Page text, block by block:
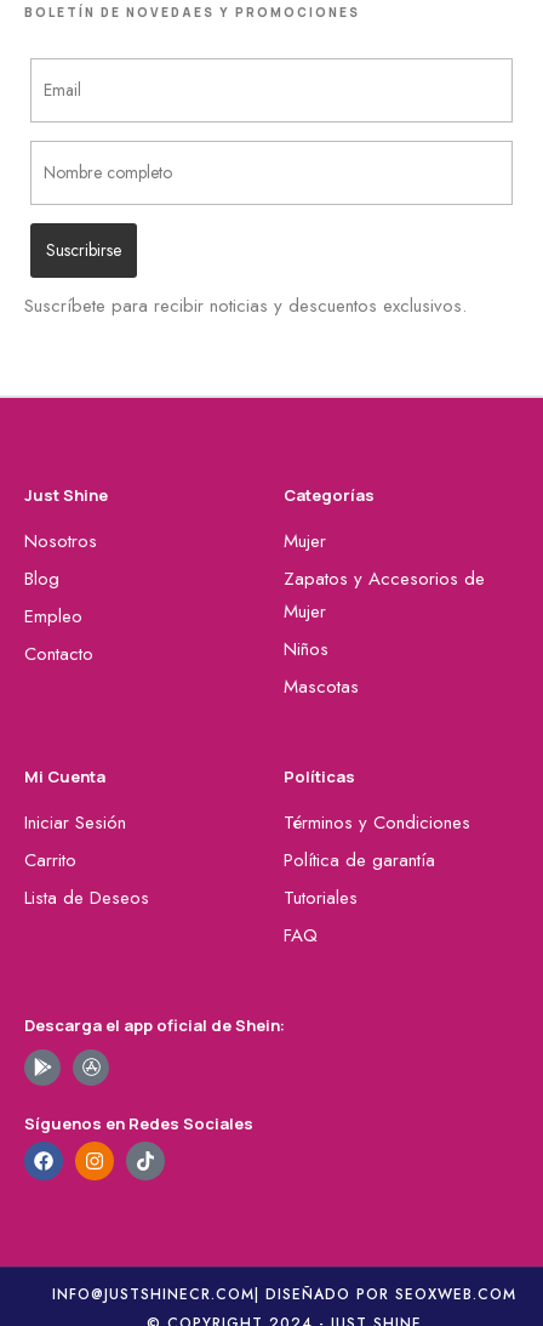
BOLETÍN DE NOVEDAES Y PROMOCIONES
Suscríbete para recibir noticias y descuentos exclusivos.
Just Shine
Nosotros
Blog
Empleo
Contacto
Categorías
Mujer
Zapatos y Accesorios de
Mujer
Niños
Mascotas
Mi Cuenta
Iniciar Sesión
Carrito
Lista de Deseos
Políticas
Términos y Condiciones
Política de garantía
Tutoriales
FAQ
Descarga el app oficial de Shein:
Síguenos en Redes Sociales
INFO@JUSTSHINECR.COM| DISEÑADO POR SEOXWEB.COM